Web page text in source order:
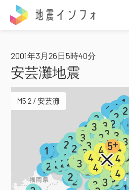
2001年3月26日5時40分
安芸灘地震
M5.2 / 安芸灘